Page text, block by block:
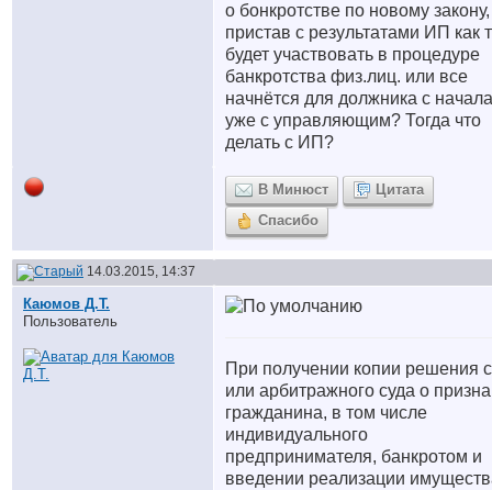
о бонкротстве по новому закону,
пристав с результатами ИП как
будет участвовать в процедуре
банкротства физ.лиц. или все
начнётся для должника с
уже с управляющим? Тогда что
делать с ИП?
В Минюст
Цитата
Спасибо
14.03.2015, 14:37
Каюмов Д.Т.
Пользователь
При получении копии решения
или арбитражного суда о
гражданина, в том числе
индивидуального
предпринимателя, банкротом и
введении реализации